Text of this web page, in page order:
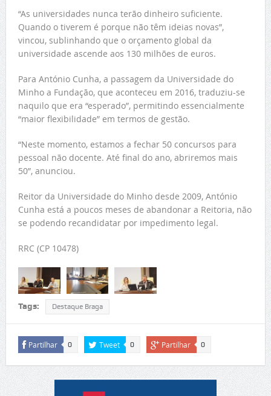
“As universidades nunca terão dinheiro suficiente.
Quando o tiverem é porque não têm ideias novas”,
vincou, sublinhando que o orçamento global da
universidade ascende aos 130 milhões de euros.
Para António Cunha, a passagem da Universidade do
Minho a Fundação, que aconteceu em 2016, traduziu-se
naquilo que era “esperado”, permitindo essencialmente
“maior flexibilidade” em termos de gestão.
“Neste momento, estamos a fechar 50 concursos para
pessoal não docente. Até final do ano, abriremos mais
50”, anunciou.
Reitor da Universidade do Minho desde 2009, António
Cunha está a poucos meses de abandonar a Reitoria, não
se podendo recandidatar por impedimento legal.
RRC (CP 10478)
Tags: Destaque Braga
Partilhar 0 Tweet 0 Partilhar 0